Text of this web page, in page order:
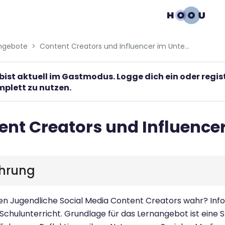
Content Creators und Influencer im Unterricht
aktuell im Gastmodus. Logge dich ein oder
zu nutzen.
Creators und
Jugendliche Social Media Content Creators wahr?
Grundlage für das Lernangebot ist eine